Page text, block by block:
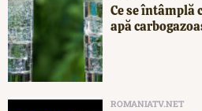
Ce se întâmplă
apă
ROMANIATV.NET